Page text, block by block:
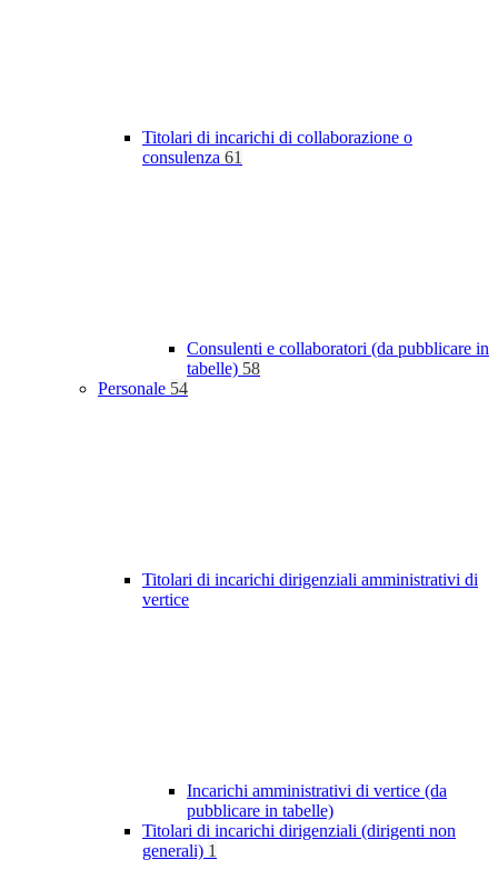
Titolari di incarichi di collaborazione o
consulenza 61
Consulenti e collaboratori (da pubblicare in
tabelle) 58
Personale 54
Titolari di incarichi dirigenziali amministrativi di
vertice
Incarichi amministrativi di vertice (da
pubblicare in tabelle)
Titolari di incarichi dirigenziali (dirigenti non
generali) 1